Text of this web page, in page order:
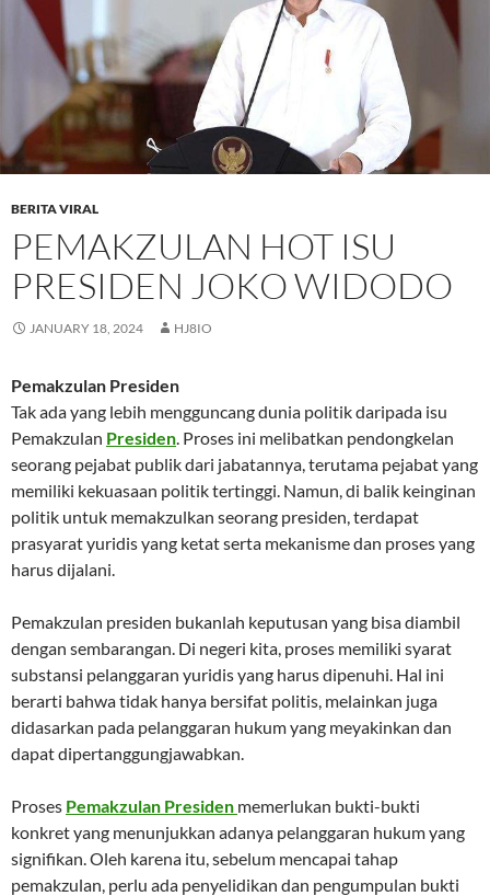
BERITA VIRAL
PEMAKZULAN HOT ISU
PRESIDEN JOKO WIDODO
JANUARY 18, 2024 HJ8IO
Pemakzulan Presiden
Tak ada yang lebih mengguncang dunia politik daripada isu
Pemakzulan Presiden. Proses ini melibatkan pendongkelan
seorang pejabat publik dari jabatannya, terutama pejabat yang
memiliki kekuasaan politik tertinggi. Namun, di balik keinginan
politik untuk memakzulkan seorang presiden, terdapat
prasyarat yuridis yang ketat serta mekanisme dan proses yang
harus dijalani.
Pemakzulan presiden bukanlah keputusan yang bisa diambil
dengan sembarangan. Di negeri kita, proses memiliki syarat
substansi pelanggaran yuridis yang harus dipenuhi. Hal ini
berarti bahwa tidak hanya bersifat politis, melainkan juga
didasarkan pada pelanggaran hukum yang meyakinkan dan
dapat dipertanggungjawabkan.
Proses Pemakzulan Presiden memerlukan bukti-bukti
konkret yang menunjukkan adanya pelanggaran hukum yang
signifikan. Oleh karena itu, sebelum mencapai tahap
pemakzulan, perlu ada penyelidikan dan pengumpulan bukti